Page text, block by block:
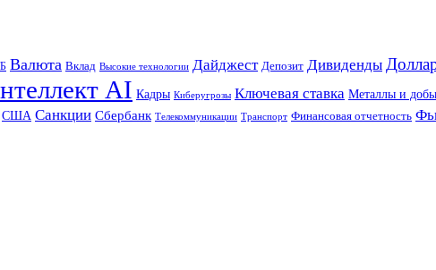
Валюта Вклад Высокие технологии Дайджест Депозит Дивиденды
AI Кадры Киберугрозы Ключевая ставка Металлы и
США Санкции Сбербанк Телекоммуникации Транспорт Финансовая отчетность